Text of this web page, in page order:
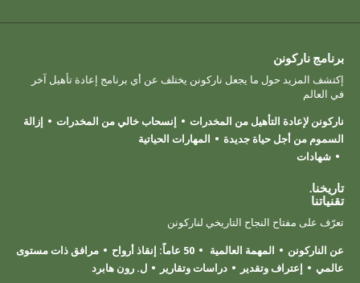
برنامج ناركونن
إكتشف المزيد حول ما يجعل ناركونن يختلف عن أي برنامج إعادة تأهيل آخر
في العالم
ناركونن لإعادة التأهيل من المخدرات
إنسحاب خالي من المخدرات
إزالة
السموم من أجل حياة جديدة
المهارات الحياتية
شهادات
تاريخنا.
تقنياتنا
تعرّف على مفتاح النجاح التاريخي لناركونن
عن الناركونن
المهمة العالمية 50 عاماً: إنقاذ أرواح
مرافق ذات مستوى
عالمي
إعتراف وتقدير دراسات وتقارير ل. رون هابرد